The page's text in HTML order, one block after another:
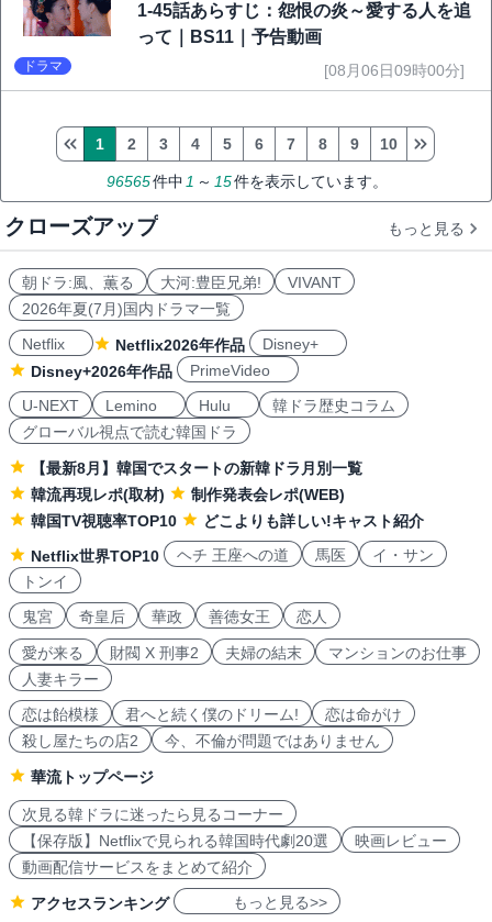
1-45話あらすじ：怨恨の炎～愛する人を追
って｜BS11｜予告動画
ドラマ [08月06日09時00分]
96565件中 1 ～ 15件を表示しています。
1 2 3 4 5 6 7 8 9 10
クローズアップ もっと見る
朝ドラ:風、薫る 大河:豊臣兄弟!
VIVANT
2026年夏(7月)国内ドラマ一覧
Netflix
Netflix2026年作品
Disney+
Disney+2026年作品
PrimeVideo
U-NEXT
Lemino Hulu
韓ドラ歴史コラム
グローバル視点で読む韓国ドラ
【最新8月】韓国でスタートの新韓ドラ月別一覧
韓流再現レポ(取材)
制作発表会レポ(WEB)
韓国TV視聴率TOP10
どこよりも詳しい!キャスト紹介
Netflix世界TOP10
ヘチ 王座への道 馬医
イ・サン
トンイ
鬼宮
奇皇后 華政 善徳女王 恋人
愛が来る 財閥 X 刑事2 夫婦の結末
マンションのお仕事
人妻キラー
恋は飴模様
君へと続く僕のドリーム!
恋は命がけ
殺し屋たちの店2
今、不倫が問題ではありません
華流トップページ
次見る韓ドラに迷ったら見るコーナー
【保存版】Netflixで見られる韓国時代劇20選
映画レビュー
動画配信サービスをまとめて紹介
アクセスランキング もっと見る>>